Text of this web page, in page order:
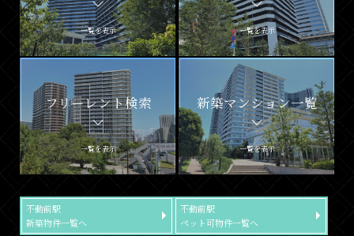
一覧を表示 一覧を表示
フリーレント検索
一覧を表示
新築マンション一覧
一覧を表示
不動前駅
新築物件一覧へ
不動前駅
ペット可物件一覧へ